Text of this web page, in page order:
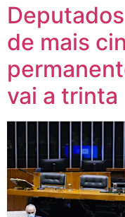
de mais
vai a trinta